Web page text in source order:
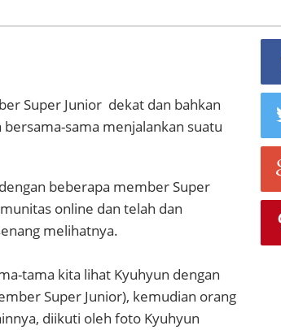
Super Junior dekat dan bahkan
sama menjalankan suatu
beberapa member Super
online dan telah dan
melihatnya.
tama kita lihat Kyuhyun dengan
Super Junior), kemudian orang
diikuti oleh foto Kyuhyun